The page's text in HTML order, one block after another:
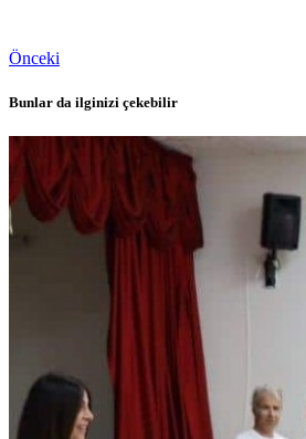
Önceki
Bunlar da ilginizi çekebilir